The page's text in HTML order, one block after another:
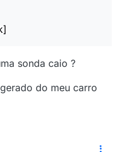
sonda caio ?
do meu carro